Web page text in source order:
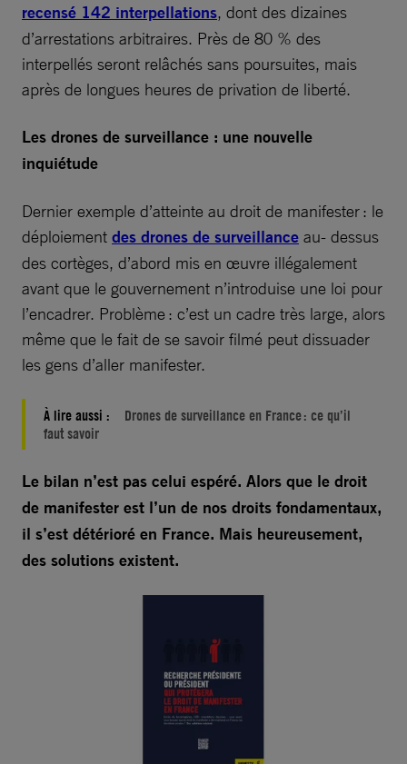
recensé 142 interpellations, dont des dizaines
d’arrestations arbitraires. Près de 80 % des
interpellés seront relâchés sans poursuites, mais
après de longues heures de privation de liberté.
Les drones de surveillance : une nouvelle
inquiétude
Dernier exemple d’atteinte au droit de manifester : le
déploiement des drones de surveillance au- dessus
des cortèges, d’abord mis en œuvre illégalement
avant que le gouvernement n’introduise une loi pour
l’encadrer. Problème : c’est un cadre très large, alors
même que le fait de se savoir filmé peut dissuader
les gens d’aller manifester.
À lire aussi :
Drones de surveillance en France : ce qu’il
faut savoir
Le bilan n’est pas celui espéré. Alors que le droit
de manifester est l’un de nos droits fondamentaux,
il s’est détérioré en France. Mais heureusement,
des solutions existent.